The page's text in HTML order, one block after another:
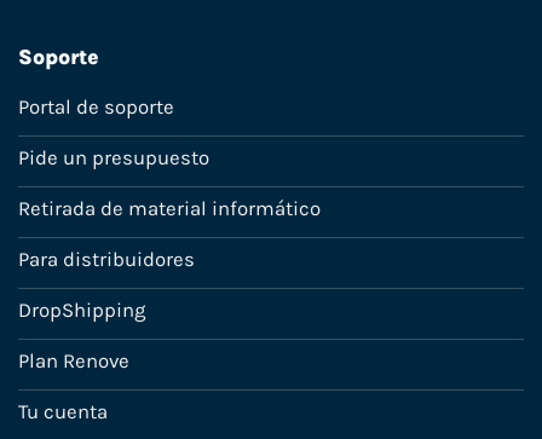
Soporte
Portal de soporte
Pide un presupuesto
Retirada de material informático
Para distribuidores
DropShipping
Plan Renove
Tu cuenta